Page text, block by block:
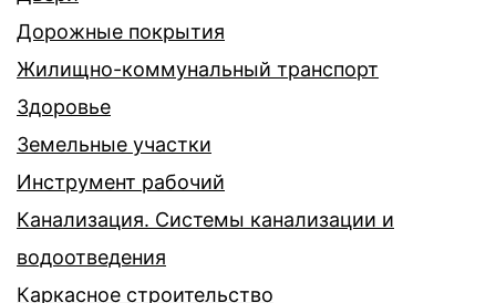
Дорожные покрытия
Жилищно-коммунальный транспорт
Здоровье
Земельные участки
Инструмент рабочий
Канализация. Системы канализации и
водоотведения
Каркасное строительство